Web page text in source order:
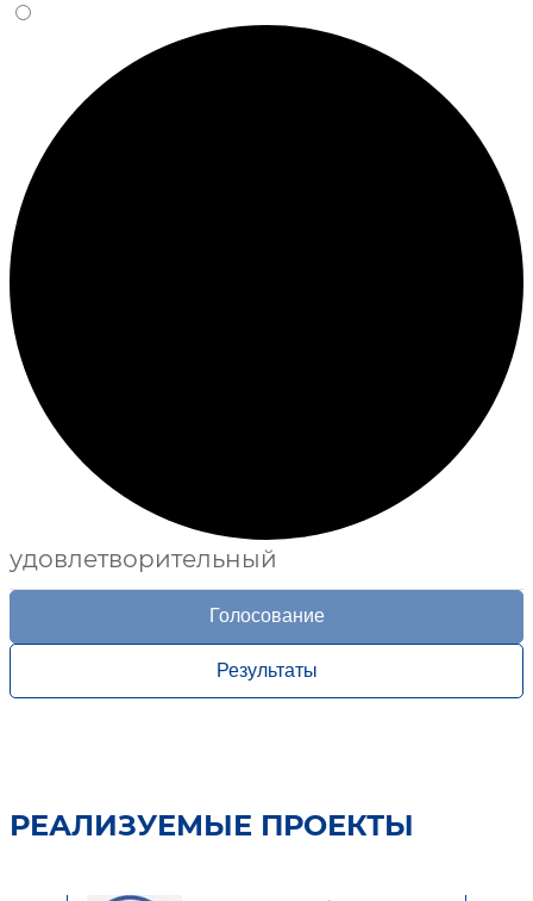
удовлетворительный
Голосование
Результаты
РЕАЛИЗУЕМЫЕ ПРОЕКТЫ